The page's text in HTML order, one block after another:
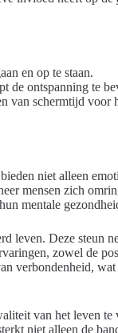
en op te staan.
de ontspanning te
van schermtijd voor
niet alleen
mensen zich
mentale
leven. Deze steun
zowel de
verbondenheid,
van het leven te
niet alleen de